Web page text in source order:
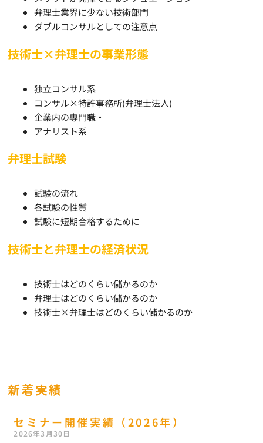
弁理士業界に少ない技術部門
ダブルコンサルとしての注意点
技術士×弁理士の事業形態
独立コンサル系
コンサル×特許事務所(弁理士法人)
企業内の専門職・
アナリスト系
弁理士試験
試験の流れ
各試験の性質
試験に短期合格するために
技術士と弁理士の経済状況
技術士はどのくらい儲かるのか
弁理士はどのくらい儲かるのか
技術士×弁理士はどのくらい儲かるのか
新着実績
セミナー開催実績（2026年）
2026年3月30日